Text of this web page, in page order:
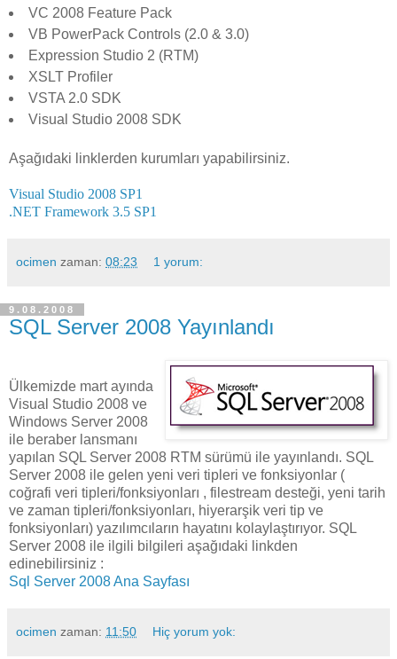
VC 2008 Feature Pack
VB PowerPack Controls (2.0 & 3.0)
Expression Studio 2 (RTM)
XSLT Profiler
VSTA 2.0 SDK
Visual Studio 2008 SDK
Aşağıdaki linklerden kurumları yapabilirsiniz.
Visual Studio 2008 SP1
.NET Framework 3.5 SP1
ocimen zaman: 08:23 1 yorum:
9.08.2008
SQL Server 2008 Yayınlandı
Ülkemizde mart ayında
Visual Studio 2008 ve
Windows Server 2008
ile beraber lansmanı
yapılan SQL Server 2008 RTM sürümü ile yayınlandı. SQL
Server 2008 ile gelen yeni veri tipleri ve fonksiyonlar (
coğrafi veri tipleri/fonksiyonları , filestream desteği, yeni tarih
ve zaman tipleri/fonksiyonları, hiyerarşik veri tip ve
fonksiyonları) yazılımcıların hayatını kolaylaştırıyor. SQL
Server 2008 ile ilgili bilgileri aşağıdaki linkden
edinebilirsiniz :
Sql Server 2008 Ana Sayfası
ocimen zaman: 11:50 Hiç yorum yok: